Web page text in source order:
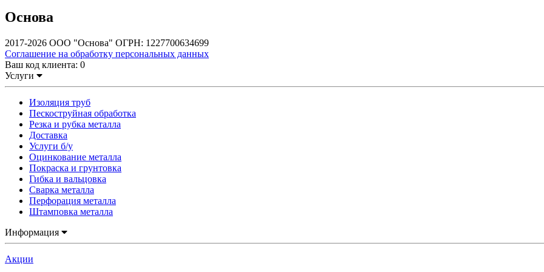
Основа
2017-2026 ООО "Основа" ОГРН: 1227700634699
Соглашение на обработку персональных данных
Ваш код клиента: 0
Услуги
Изоляция труб
Пескоструйная обработка
Резка и рубка металла
Доставка
Услуги б/у
Оцинкование металла
Покраска и грунтовка
Гибка и вальцовка
Сварка металла
Перфорация металла
Штамповка металла
Информация
Акции